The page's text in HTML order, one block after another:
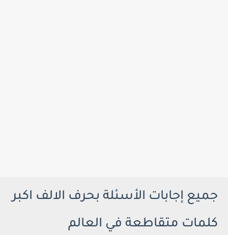
جميع إجابات الأسئلة بحرف الالف اكبر
كلمات متقاطعة في العالم